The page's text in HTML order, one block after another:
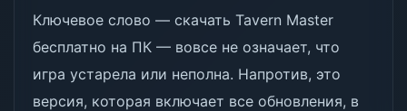
Ключевое слово — скачать Tavern Master
бесплатно на ПК — вовсе не означает, что
игра устарела или неполна. Напротив, это
версия, которая включает все обновления, в